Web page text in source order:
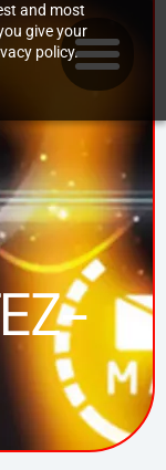
and most
give your
policy.